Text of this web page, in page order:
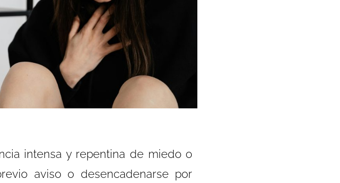
intensa y repentina de miedo o
aviso o desencadenarse por